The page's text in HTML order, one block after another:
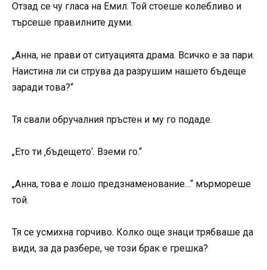
Отзад се чу гласа на Емил. Той стоеше колебливо и
търсеше правилните думи.
„Анна, не прави от ситуацията драма. Всичко е за пари.
Наистина ли си струва да разрушим нашето бъдеще
заради това?“
Тя свали обручалния пръстен и му го подаде.
„Ето ти ‚бъдещето‘. Вземи го.“
„Анна, това е лошо предзнаменование…“ мърмореше
той.
Тя се усмихна горчиво. Колко още знаци трябваше да
види, за да разбере, че този брак е грешка?